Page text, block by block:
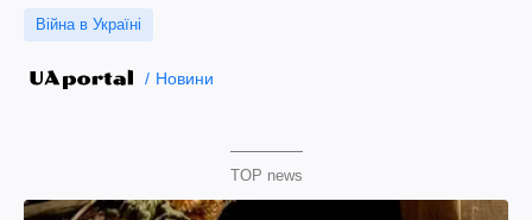
Війна в Україні
Новини
TOP news